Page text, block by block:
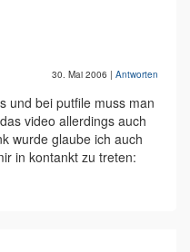
30. Mai 2006 | Antworten
und bei putfile muss man
video allerdings auch
wurde glaube ich auch
in kontankt zu treten: